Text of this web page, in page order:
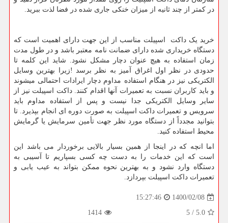
در کمتر از چند ثانیه از میزان خنکی جاری شده در فضا لذت ببرید.
خرید یک داکت اسپیلت مناسب از این جهت دارای اهمیت است که
دستگاه خریداری شده دارای ضمانت نامه معتبر باشد و در طول مدت
زمان استفاده به هیچ عنوان دچار مشکل نشود. شاید این کلمه تا
حدودی در نظر اول اغراق آمیز به نظر برسد !زیرا بهترین وسایل
الکتریکی نیز در هنگام استفاده مداوم دچار ایرادات احتمالی میشوند
و باید کاربران نسبت به تعمیرات آنها اقدام کنند. داکت اسپیلت نیز از
سایر وسایل الکتریکی جدا نیست و پس از استفاده مداوم باید
سرویس و تعمیرات داکت اسپیلت به صورت دوره ای انجام بپذیرد. تا
بتوانید مجدداً از دستگاه مورد نظر جهت تأمین سرمایش یا گرمایش
محیط استفاده کنید.
اما انچه که در اینجا از همین بسیار بالایی برخوردار می باشد این
است که این خدمات را به دست چه کسی بسپاریم تا آسیبی به
دستگاه وارد نشود و به بهترین نحوه ممکن بتواند به عیب یابی و
تعمیرات داکت اسپیلت بپردازد.
1400/02/08
15:27:46
5.0
/
5
1414